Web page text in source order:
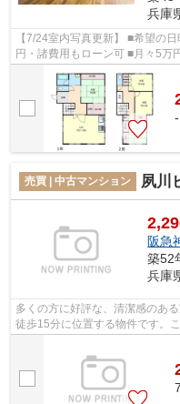
兵庫
【7/24室内写真更新】 ■希望の
円・諸費用もローン可 ■月々5万円台から購入可能 ■土地約96坪、建物面積約
127.64平米、4LDK ■カーポート
売買 | 中古マンション 夙川
阪急
築52
兵庫
多くの方に好評な、清潔感のあ
徒歩15分に位置する物件です。
件です。西宮市で知名度のある